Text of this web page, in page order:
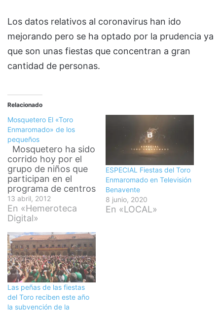
Los datos relativos al coronavirus han ido
mejorando pero se ha optado por la prudencia ya
que son unas fiestas que concentran a gran
cantidad de personas.
Relacionado
Mosquetero El «Toro
Enmaromado» de los
pequeños
Mosquetero ha sido
corrido hoy por el
grupo de niños que
participan en el
programa de centros
abiertos de El Pinar
de Benavente
gracias a la ayuda de
Toro Enmaromado
que les ha prestado
un carretón. Antes
los niños han
recreado la petición
del toro. Una…
13 abril, 2012
En «Hemeroteca
Digital»
ESPECIAL Fiestas del Toro
Enmaromado en Televisión
Benavente
8 junio, 2020
En «LOCAL»
Las peñas de las fiestas
del Toro reciben este año
la subvención de la